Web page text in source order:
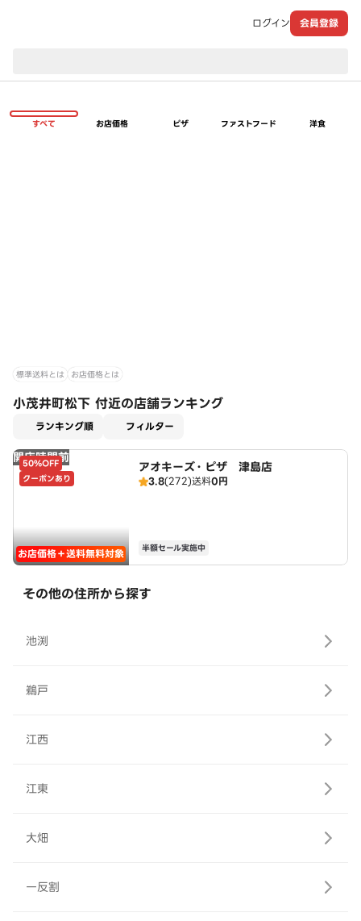
ログイン 会員登録
すべて お店価格 ピザ ファストフード 洋食
標準送料とは お店価格とは
小茂井町松下 付近の店舗ランキング
ランキング順 フィルター
開店時間前
50%OFF
クーポンあり
お店価格＋送料無料対象
アオキーズ・ピザ 津島店
3.8(272)送料0円
半額セール実施中
その他の住所から探す
池渕
鵜戸
江西
江東
大畑
一反割